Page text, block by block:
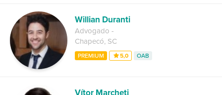
Willian Duranti
Advogado -
Chapecó, SC
PREMIUM 5,0 OAB
Vítor Marcheti